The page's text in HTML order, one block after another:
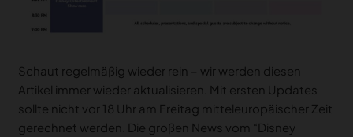
Schaut regelmäßig wieder rein – wir werden diesen
Artikel immer wieder aktualisieren. Mit ersten Updates
sollte nicht vor 18 Uhr am Freitag mitteleuropäischer Zeit
gerechnet werden. Die großen News vom “Disney